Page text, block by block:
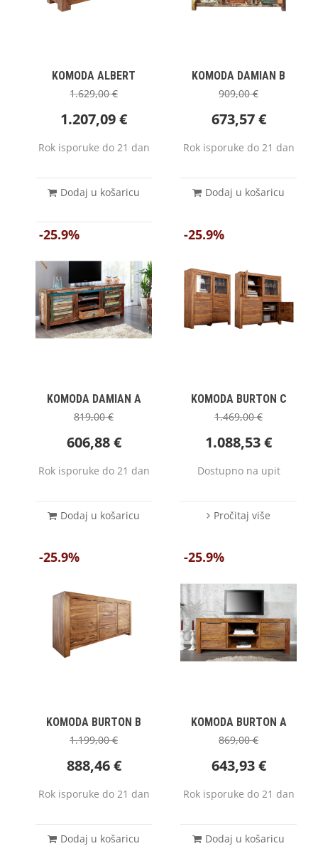
KOMODA ALBERT
1.629,00€
1.207,09€
Rok isporuke do 21 dan
Dodaj u košaricu
KOMODA DAMIAN B
909,00€
673,57€
Rok isporuke do 21 dan
Dodaj u košaricu
-25.9%
KOMODA DAMIAN A
819,00€
606,88€
Rok isporuke do 21 dan
Dodaj u košaricu
-25.9%
KOMODA BURTON C
1.469,00€
1.088,53€
Dostupno na upit
Pročitaj više
-25.9%
KOMODA BURTON B
1.199,00€
888,46€
Rok isporuke do 21 dan
Dodaj u košaricu
-25.9%
KOMODA BURTON A
869,00€
643,93€
Rok isporuke do 21 dan
Dodaj u košaricu